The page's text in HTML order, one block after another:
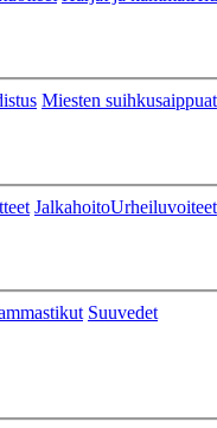
Miesten suihkusaippuat
JalkahoitoUrheiluvoiteet
Suuvedet